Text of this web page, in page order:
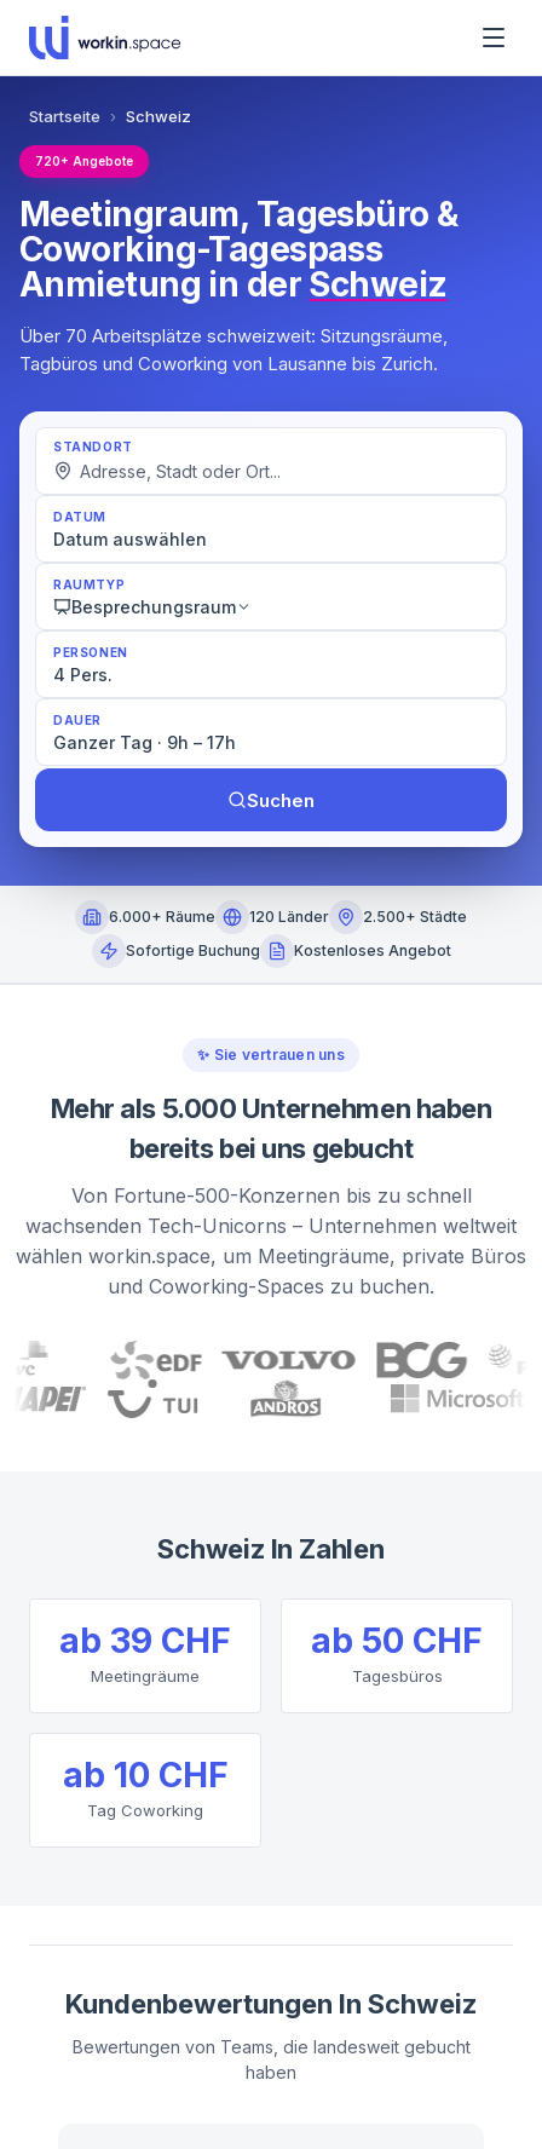
Startseite › Schweiz
720+ Angebote
Meetingraum, Tagesbüro &
Coworking-Tagespass
Anmietung in der Schweiz
Über 70 Arbeitsplätze schweizweit: Sitzungsräume,
Tagbüros und Coworking von Lausanne bis Zurich.
STANDORT
DATUM
Datum auswählen
RAUMTYP
Besprechungsraum
PERSONEN
4 Pers.
DAUER
Ganzer Tag · 9h – 17h
Suchen
6.000+ Räume 120 Länder
2.500+ Städte
Sofortige Buchung
Kostenloses Angebot
✨ Sie vertrauen uns
Mehr als 5.000 Unternehmen haben
bereits bei uns gebucht
Von Fortune-500-Konzernen bis zu schnell
wachsenden Tech-Unicorns – Unternehmen weltweit
wählen workin.space, um Meetingräume, private Büros
und Coworking-Spaces zu buchen.
Schweiz In Zahlen
ab 39 CHF
Meetingräume
ab 50 CHF
Tagesbüros
ab 10 CHF
Tag Coworking
Kundenbewertungen In Schweiz
Bewertungen von Teams, die landesweit gebucht
haben